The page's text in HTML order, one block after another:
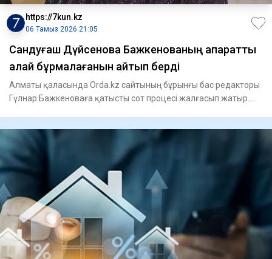
https://7kun.kz
06 Тамыз 2026 21:05
Сандуғаш Дүйсенова Бажкенованың ақпаратты
қалай бұрмалағанын айтып берді
Алматы қаласында Orda.kz сайтының бұрынғы бас редакторы
Гүлнар Бажкеноваға қатысты сот процесі жалғасып жатыр.